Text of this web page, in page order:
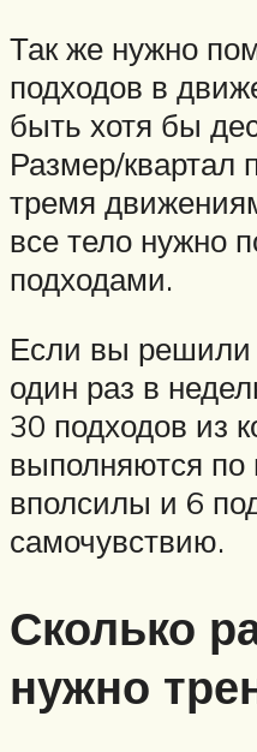
Так же нужно
подходов в
быть хотя бы
Размер/квартал
тремя
все тело нужно
подходами.
Если вы решили
один раз в
30 подходов из
выполняются по
вполсилы и 6
самочувствию.
Сколько
нужно